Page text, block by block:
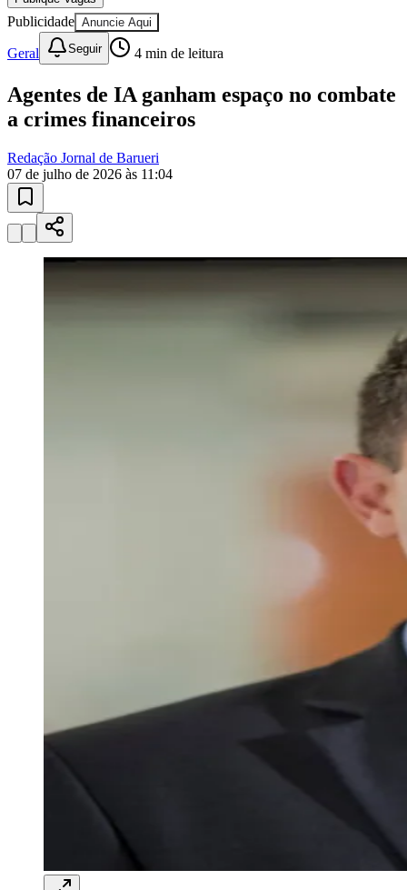
Ceará
Publicidade Anuncie Aqui
Geral Seguir 4 min de leitura
Agentes de IA ganham espaço no combate
a crimes financeiros
Redação Jornal de Barueri
07 de julho de 2026 às 11:04